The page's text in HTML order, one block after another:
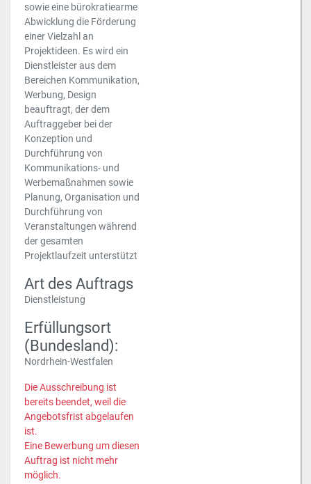
sowie eine bürokratiearme
Abwicklung die Förderung
einer Vielzahl an
Projektideen. Es wird ein
Dienstleister aus dem
Bereichen Kommunikation,
Werbung, Design
beauftragt, der dem
Auftraggeber bei der
Konzeption und
Durchführung von
Kommunikations- und
Werbemaßnahmen sowie
Planung, Organisation und
Durchführung von
Veranstaltungen während
der gesamten
Projektlaufzeit unterstützt
Art des Auftrags
Dienstleistung
Erfüllungsort
(Bundesland):
Nordrhein-Westfalen
Die Ausschreibung ist
bereits beendet, weil die
Angebotsfrist abgelaufen
ist.
Eine Bewerbung um diesen
Auftrag ist nicht mehr
möglich.